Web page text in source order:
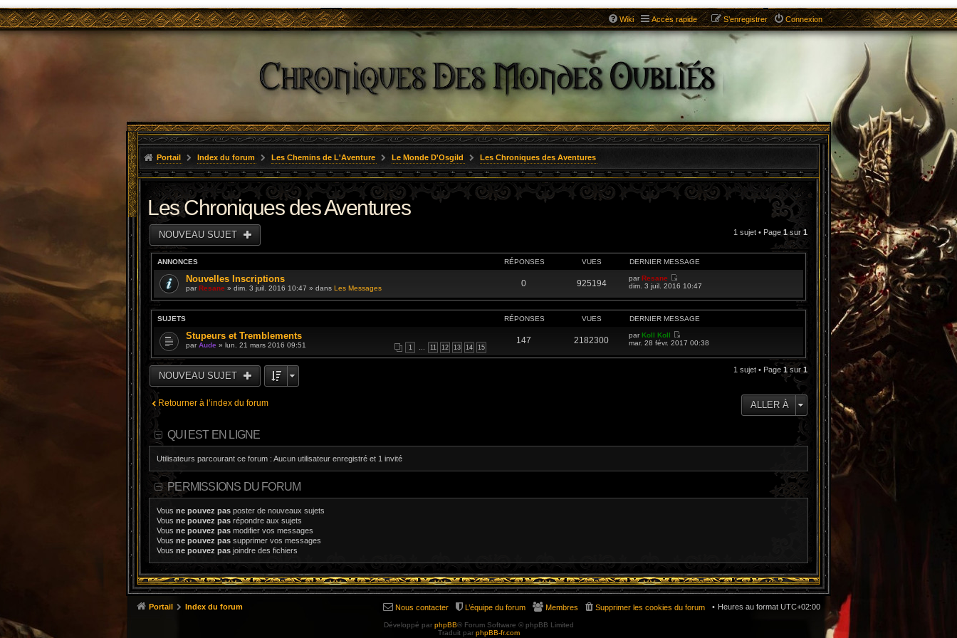
Wiki Accès rapide Connexion
S’enregistrer
Portail Index du forum Les Chemins de L'Aventure Le Monde D'Osgild Les Chroniques des Aventures
Les Chroniques des Aventures
NOUVEAU SUJET 1 sujet • Page 1sur 1
ANNONCES RÉPONSES VUES DERNIER MESSAGE
Nouvelles Inscriptions
parResane » dim. 3 juil. 2016 10:47 » dans Les Messages 0 925194
parResane
V
i
l
e
d
e
r
dim. 3 juil. 2016 10:47
SUJETS RÉPONSES VUES DERNIER MESSAGE
Stupeurs et Tremblements
1 … 11 12 13 14 15
parAude » lun. 21 mars 2016 09:51 147 2182300
parKoll Koll
V
i
mar. 28 févr. 2017 00:38
NOUVEAU SUJET
1 sujet • Page 1sur 1
Retourner à l’index du forum ALLER À
QUI EST EN LIGNE
Utilisateurs parcourant ce forum : Aucun utilisateur enregistré et 1 invité
PERMISSIONS DU FORUM
Vous ne pouvez pas poster de nouveaux sujets
Vous ne pouvez pas répondre aux sujets
Vous ne pouvez pas modifier vos messages
Vous ne pouvez pas supprimer vos messages
Vous ne pouvez pas joindre des fichiers
Portail Index du forum Heures au format UTC+02:00
Supprimer les cookies du forum
Membres
L’équipe du forum
Nous contacter
Développé par phpBB® Forum Software © phpBB Limited
Traduit par phpBB-fr.com